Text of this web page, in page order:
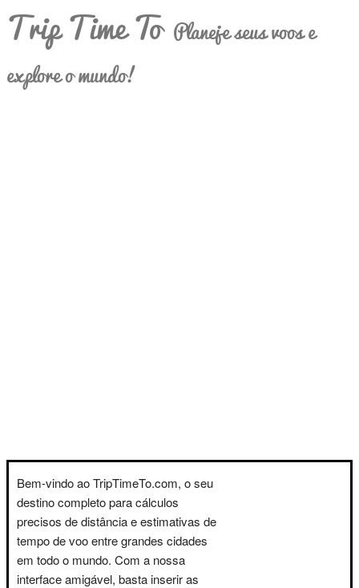
Trip Time To Planeje seus voos e
explore o mundo!
Bem-vindo ao TripTimeTo.com, o seu
destino completo para cálculos
precisos de distância e estimativas de
tempo de voo entre grandes cidades
em todo o mundo. Com a nossa
interface amigável, basta inserir as